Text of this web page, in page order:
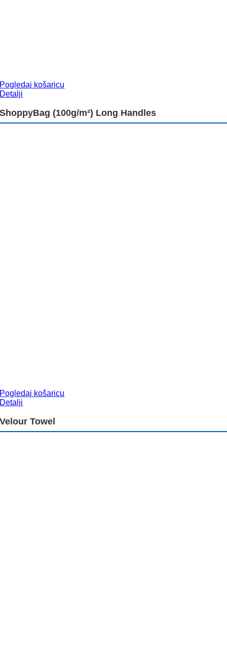
Pogledaj košaricu
Detalji
ShoppyBag (100g/m²) Long Handles
Pogledaj košaricu
Detalji
Velour Towel